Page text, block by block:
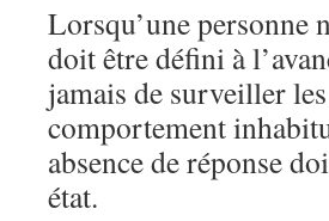
Lorsqu’une personne
doit être défini à
jamais de surveiller
comportement
absence de réponse
état.